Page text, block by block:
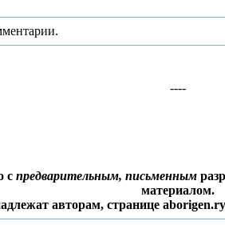
----
с предварительным, письменным
материалом.
авторам, странице